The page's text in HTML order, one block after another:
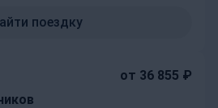
поездку
от 36 855 ₽